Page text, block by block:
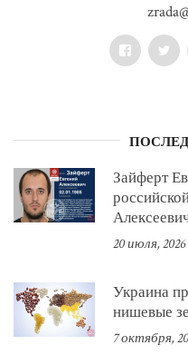
Facebook
Зайферт
20 июля, 2026
Украина
нишевые
7 октября,